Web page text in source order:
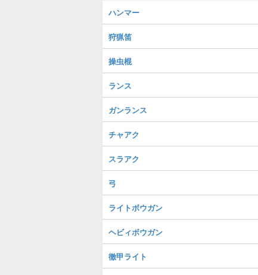
ハンマー
狩猟笛
操虫棍
ランス
ガンランス
チャアク
スラアク
弓
ライトボウガン
ヘビィボウガン
徹甲ライト